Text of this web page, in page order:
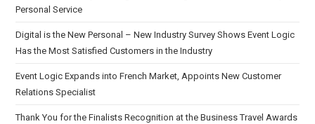
Personal Service
Digital is the New Personal – New Industry Survey Shows Event Logic
Has the Most Satisfied Customers in the Industry
Event Logic Expands into French Market, Appoints New Customer
Relations Specialist
Thank You for the Finalists Recognition at the Business Travel Awards